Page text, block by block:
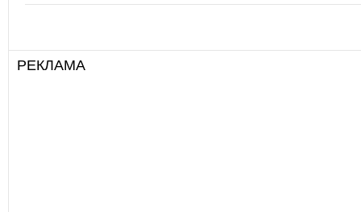
РЕКЛАМА